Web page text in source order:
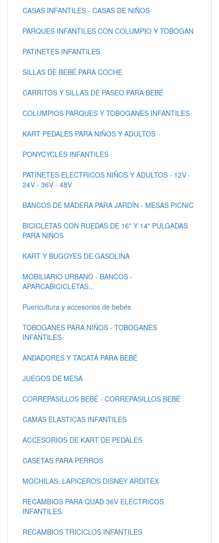
CASAS INFANTILES - CASAS DE NIÑOS
PARQUES INFANTILES CON COLUMPIO Y TOBOGAN
PATINETES INFANTILES
SILLAS DE BEBÉ PARA COCHE
CARRITOS Y SILLAS DE PASEO PARA BEBÉ
COLUMPIOS PARQUES Y TOBOGANES INFANTILES
KART PEDALES PARA NIÑOS Y ADULTOS
PONYCYCLES INFANTILES
PATINETES ELECTRICOS NIÑOS Y ADULTOS - 12V -
24V - 36V - 48V
BANCOS DE MADERA PARA JARDÍN - MESAS PICNIC
BICICLETAS CON RUEDAS DE 16" Y 14" PULGADAS
PARA NIÑOS
KART Y BUGGYES DE GASOLINA
MOBILIARIO URBANO - BANCOS -
APARCABICICLETAS...
Puericultura y accesorios de bebés
TOBOGANES PARA NIÑOS - TOBOGANES
INFANTILES
ANDADORES Y TACATÁ PARA BEBÉ
JUEGOS DE MESA
CORREPASILLOS BEBÉ - CORREPASILLOS BEBÉ
CAMAS ELASTICAS INFANTILES
ACCESORIOS DE KART DE PEDALES
CASETAS PARA PERROS
MOCHILAS, LAPICEROS DISNEY ARDITEX
RECAMBIOS PARA QUAD 36V ELÉCTRICOS
INFANTILES
RECAMBIOS TRICICLOS INFANTILES